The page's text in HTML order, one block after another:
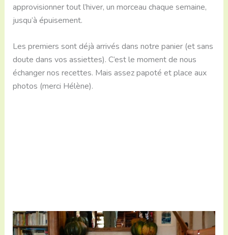
approvisionner tout l’hiver, un morceau chaque semaine,
jusqu’à épuisement.
Les premiers sont déjà arrivés dans notre panier (et sans
doute dans vos assiettes). C’est le moment de nous
échanger nos recettes. Mais assez papoté et place aux
photos (merci Hélène).